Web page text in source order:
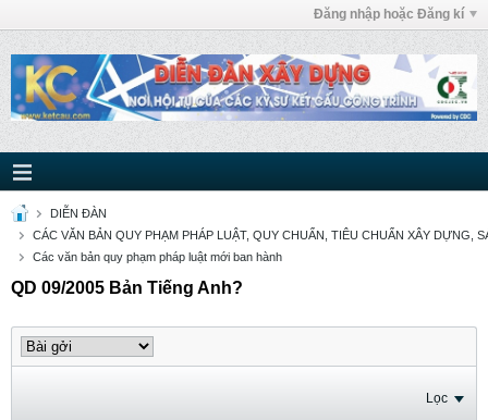
Đăng nhập hoặc Đăng kí
DIỄN ĐÀN
CÁC VĂN BẢN QUY PHẠM PHÁP LUẬT, QUY CHUẨN, TIÊU CHUẨN XÂY DỰNG,
Các văn bản quy phạm pháp luật mới ban hành
QD 09/2005 Bản Tiếng Anh?
Lọc